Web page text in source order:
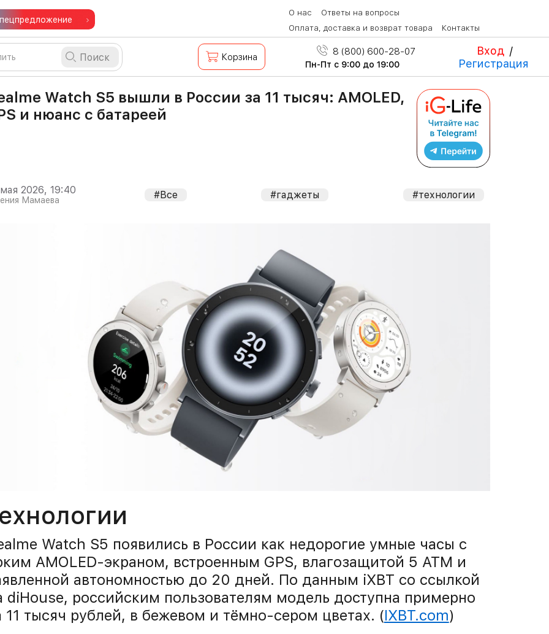
О нас
Ответы на вопросы
Оплата, доставка и возврат товара
Контакты
Поиск Корзина 8 (800) 600-28-07
Пн-Пт с 9:00 до 19:00
Вход /
Регистрация
Watch S5 вышли в России за 11 тысяч: AMOLED,
и нюанс с батареей
2026, 19:40
Мамаева #Все #гаджеты #технологии
Watch S5 появились в России как недорогие умные часы с
AMOLED-экраном, встроенным GPS, влагозащитой 5 ATM и
автономностью до 20 дней. По данным iXBT со ссылкой
diHouse, российским пользователям модель доступна примерно
11 тысяч рублей, в бежевом и тёмно-сером цветах. (IXBT.com)